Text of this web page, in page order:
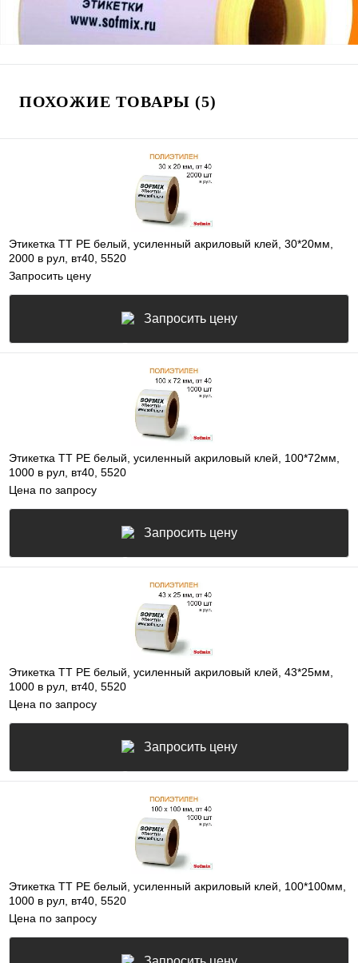
ПОХОЖИЕ ТОВАРЫ (5)
Этикетка ТТ РЕ белый, усиленный акриловый клей, 30*20мм,
2000 в рул, вт40, 5520
Запросить цену
Запросить цену
Этикетка ТТ РЕ белый, усиленный акриловый клей, 100*72мм,
1000 в рул, вт40, 5520
Цена по запросу
Запросить цену
Этикетка ТТ РЕ белый, усиленный акриловый клей, 43*25мм,
1000 в рул, вт40, 5520
Цена по запросу
Запросить цену
Этикетка ТТ РЕ белый, усиленный акриловый клей, 100*100мм,
1000 в рул, вт40, 5520
Цена по запросу